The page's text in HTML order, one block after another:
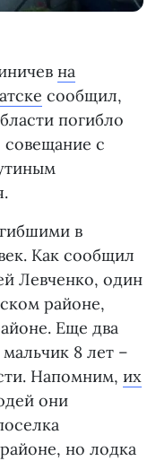
на
сообщил,
погибло
с
в
Как сообщил
Левченко, один
районе,
Еще два
8 лет –
Напомним, их
они
но лодка